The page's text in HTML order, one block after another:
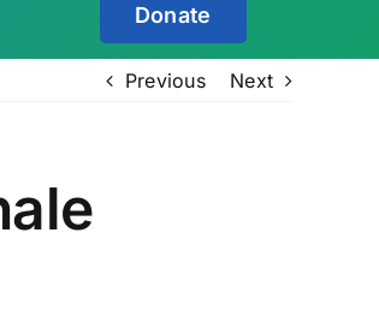
Donate
Previous Next